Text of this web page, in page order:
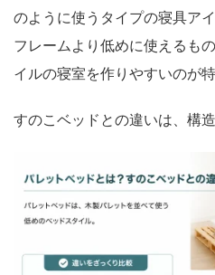
のように使うタイプの寝具ア
フレームより低めに使えるも
イルの寝室を作りやすいのが特
すのこベッドとの違いは、構